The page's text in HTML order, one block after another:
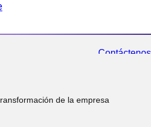
Contáctenos
de la empresa